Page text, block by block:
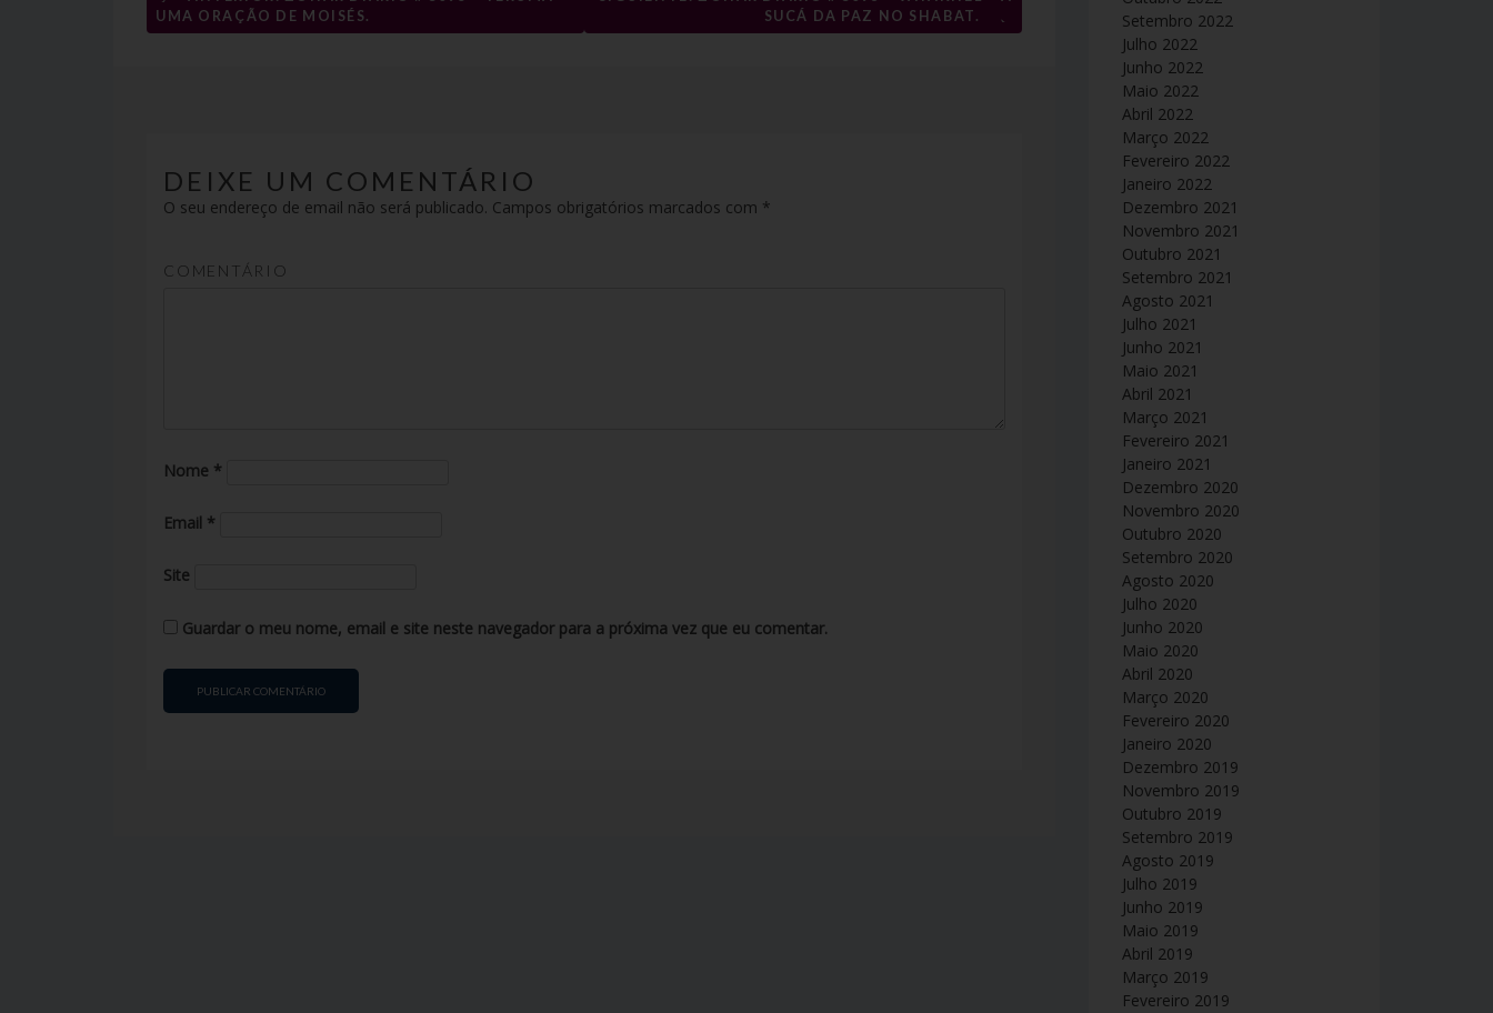
Navegação
UMA ORAÇÃO DE MOISÉS.
SUCÁ DA PAZ NO SHABAT.
→
DEIXE UM COMENTÁRIO
O seu endereço de email não será publicado. Campos obrigatórios marcados com *
COMENTÁRIO
Nome *
Email *
Site
Guardar o meu nome, email e site neste navegador para a próxima vez que eu comentar.
Setembro 2022
Julho 2022
Junho 2022
Maio 2022
Abril 2022
Março 2022
Fevereiro 2022
Janeiro 2022
Dezembro 2021
Novembro 2021
Outubro 2021
Setembro 2021
Agosto 2021
Julho 2021
Junho 2021
Maio 2021
Abril 2021
Março 2021
Fevereiro 2021
Janeiro 2021
Dezembro 2020
Novembro 2020
Outubro 2020
Setembro 2020
Agosto 2020
Julho 2020
Junho 2020
Maio 2020
Abril 2020
Março 2020
Fevereiro 2020
Janeiro 2020
Dezembro 2019
Novembro 2019
Outubro 2019
Setembro 2019
Agosto 2019
Julho 2019
Junho 2019
Maio 2019
Abril 2019
Março 2019
Fevereiro 2019